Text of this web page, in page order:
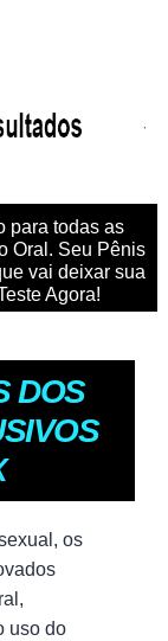
para todas as
Oral. Seu Pênis
vai deixar sua
Agora!
DOS
os
uso do